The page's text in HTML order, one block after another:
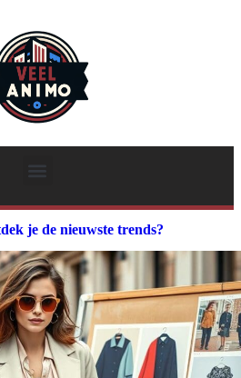
je de nieuwste trends?